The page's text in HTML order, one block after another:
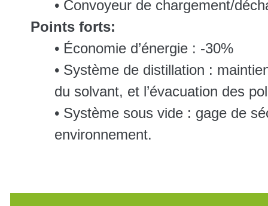
• Convoyeur de chargement/
Points forts:
• Économie d’énergie : -30%
• Système de distillation :
du solvant, et l’évacuation des
• Système sous vide : gage de
environnement.